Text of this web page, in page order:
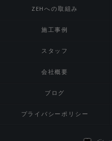
ZEHへの取組み
施工事例
スタッフ
会社概要
ブログ
プライバシーポリシー